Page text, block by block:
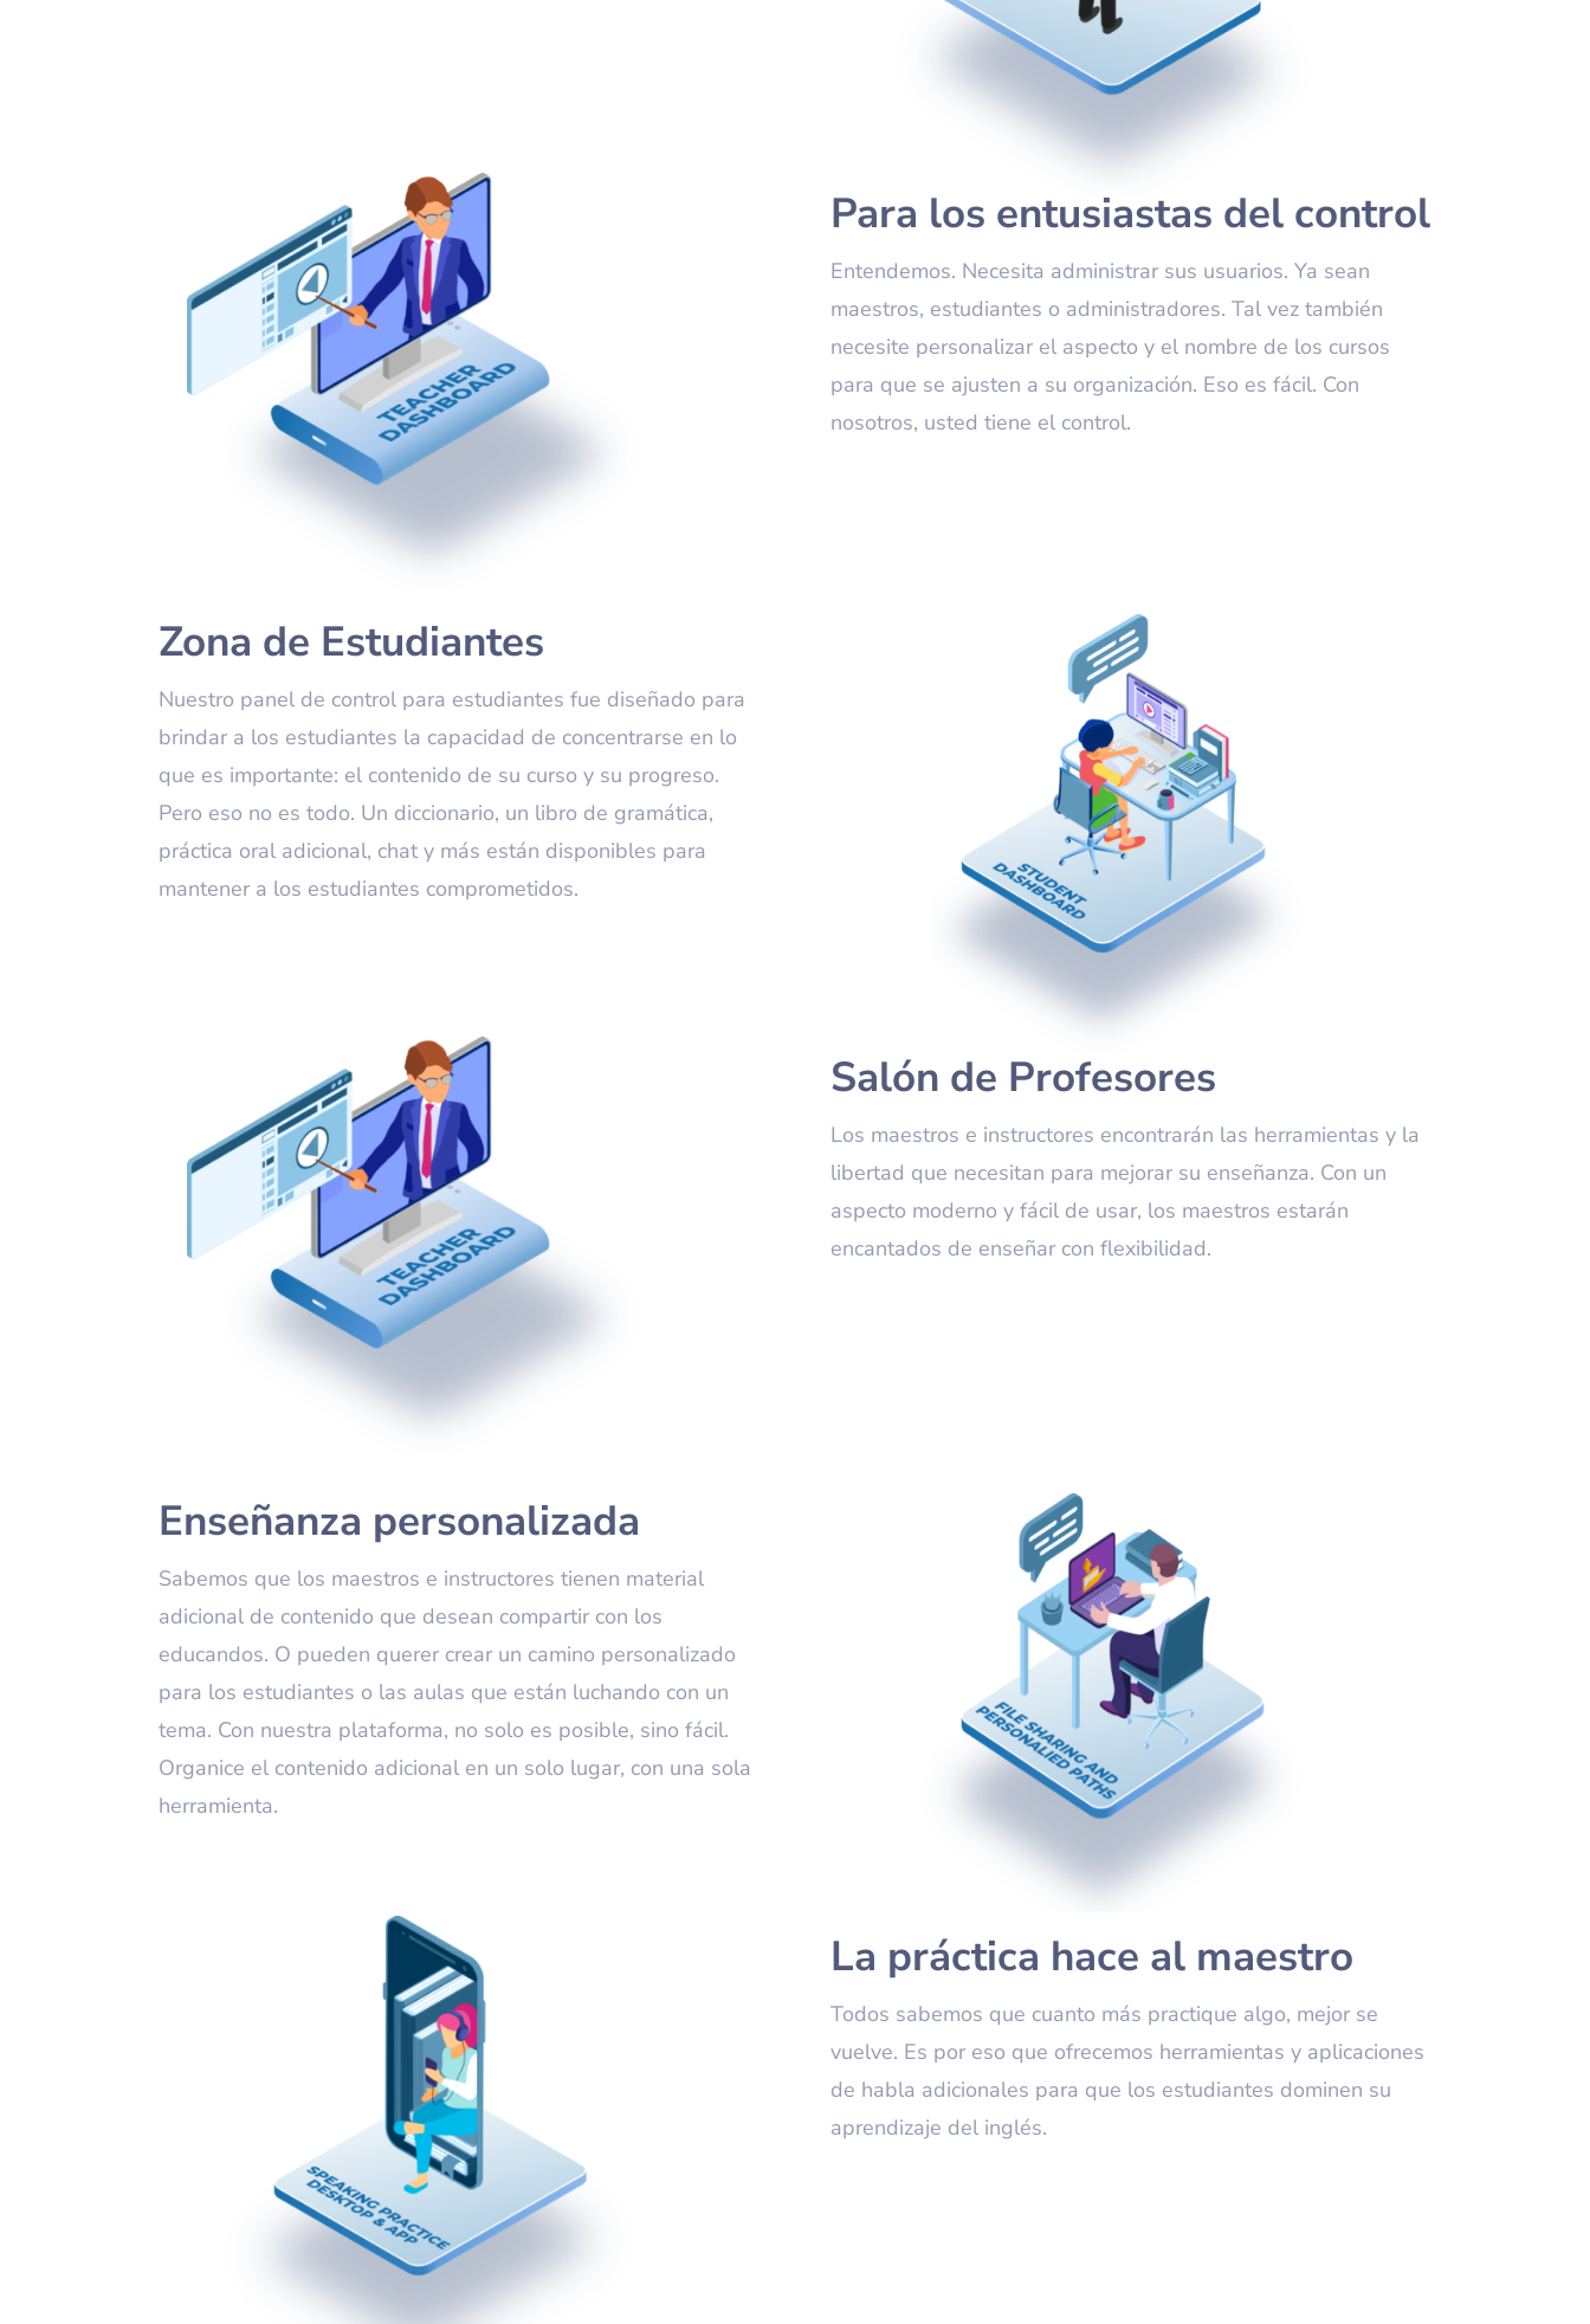
Para los entusiastas del control
Entendemos. Necesita administrar sus usuarios. Ya sean
maestros, estudiantes o administradores. Tal vez también
necesite personalizar el aspecto y el nombre de los cursos
para que se ajusten a su organización. Eso es fácil. Con
nosotros, usted tiene el control.
Zona de Estudiantes
Nuestro panel de control para estudiantes fue diseñado para
brindar a los estudiantes la capacidad de concentrarse en lo
que es importante: el contenido de su curso y su progreso.
Pero eso no es todo. Un diccionario, un libro de gramática,
práctica oral adicional, chat y más están disponibles para
mantener a los estudiantes comprometidos.
Salón de Profesores
Los maestros e instructores encontrarán las herramientas y la
libertad que necesitan para mejorar su enseñanza. Con un
aspecto moderno y fácil de usar, los maestros estarán
encantados de enseñar con flexibilidad.
Enseñanza personalizada
Sabemos que los maestros e instructores tienen material
adicional de contenido que desean compartir con los
educandos. O pueden querer crear un camino personalizado
para los estudiantes o las aulas que están luchando con un
tema. Con nuestra plataforma, no solo es posible, sino fácil.
Organice el contenido adicional en un solo lugar, con una sola
herramienta.
La práctica hace al maestro
Todos sabemos que cuanto más practique algo, mejor se
vuelve. Es por eso que ofrecemos herramientas y aplicaciones
de habla adicionales para que los estudiantes dominen su
aprendizaje del inglés.